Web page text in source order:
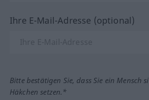
Ihre E-Mail-Adresse (optional)
Bitte bestätigen Sie, dass Sie ein Mensch
Häkchen setzen.*